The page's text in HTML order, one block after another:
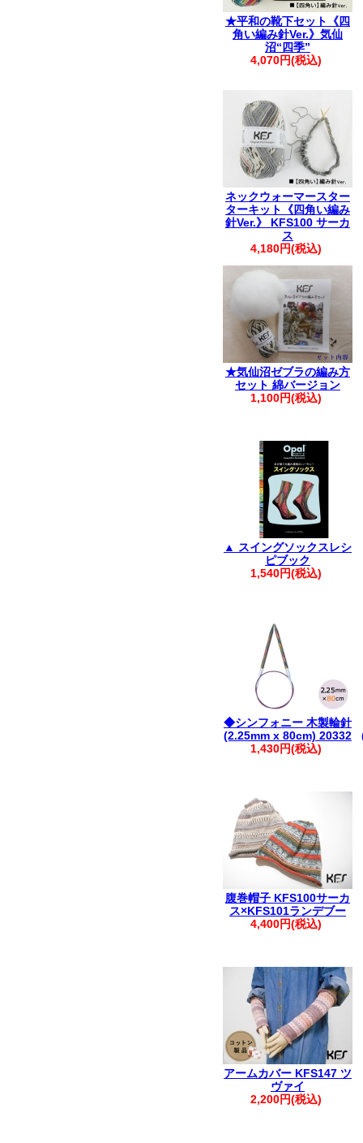
★平和の靴下セット《四
角い編み針Ver.》気仙
沼“四季”
4,070円(税込)
ネックウォーマースター
ターキット《四角い編み
針Ver.》 KFS100 サーカ
ス
4,180円(税込)
★気仙沼ゼブラの編み方
セット 綿バージョン
1,100円(税込)
▲ スイングソックスレシ
ピブック
1,540円(税込)
◆シンフォニー 木製輪針
(2.25mm x 80cm) 20332
1,430円(税込)
腹巻帽子 KFS100サーカ
ス×KFS101ランデブー
4,400円(税込)
アームカバー KFS147 ツ
ヴァイ
2,200円(税込)